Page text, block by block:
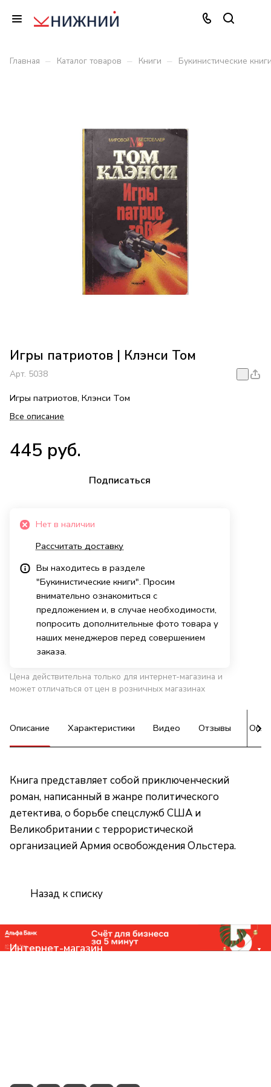
Главная – Каталог товаров – Книги – Букинистические
Игры патриотов | Клэнси Том
Арт. 5038
Игры патриотов, Клэнси Том
Все описание
445 руб.
Подписаться
Нет в наличии
Рассчитать доставку
Вы находитесь в разделе
"Букинистические книги". Просим
внимательно ознакомиться с
предложением и, в случае необходимости,
попросить дополнительные фото товара у
наших менеджеров перед совершением
заказа.
Цена действительна только для интернет-магазина и
может отличаться от цен в розничных магазинах
Описание Характеристики Видео Отзывы
Книга представляет собой приключенческий
роман, написанный в жанре политического
детектива, о борьбе спецслужб США и
Великобритании с террористической
организацией Армия освобождения Ольстера.
Назад к списку
Интернет-магазин